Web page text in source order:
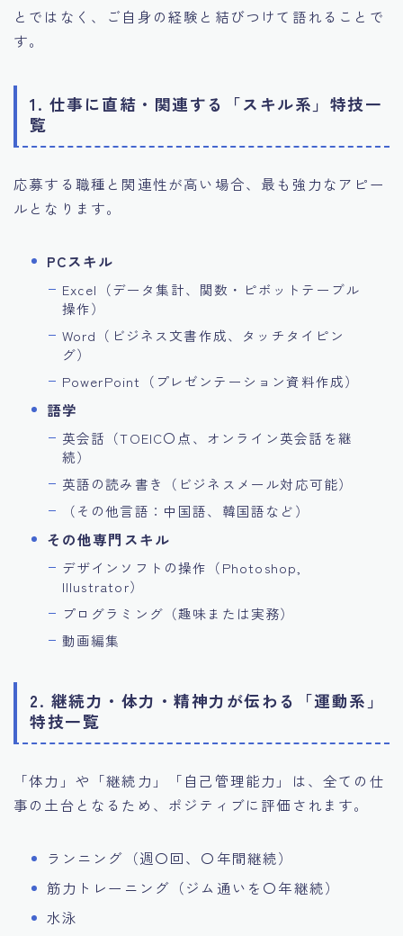
とではなく、ご自身の経験と結びつけて語れることで
す。
1. 仕事に直結・関連する「スキル系」特技一
覧
応募する職種と関連性が高い場合、最も強力なアピー
ルとなります。
PCスキル
Excel（データ集計、関数・ピボットテーブル
操作）
Word（ビジネス文書作成、タッチタイピン
グ）
PowerPoint（プレゼンテーション資料作成）
語学
英会話（TOEIC〇点、オンライン英会話を継
続）
英語の読み書き（ビジネスメール対応可能）
（その他言語：中国語、韓国語など）
その他専門スキル
デザインソフトの操作（Photoshop,
Illustrator）
プログラミング（趣味または実務）
動画編集
2. 継続力・体力・精神力が伝わる「運動系」
特技一覧
「体力」や「継続力」「自己管理能力」は、全ての仕
事の土台となるため、ポジティブに評価されます。
ランニング（週〇回、〇年間継続）
筋力トレーニング（ジム通いを〇年継続）
水泳